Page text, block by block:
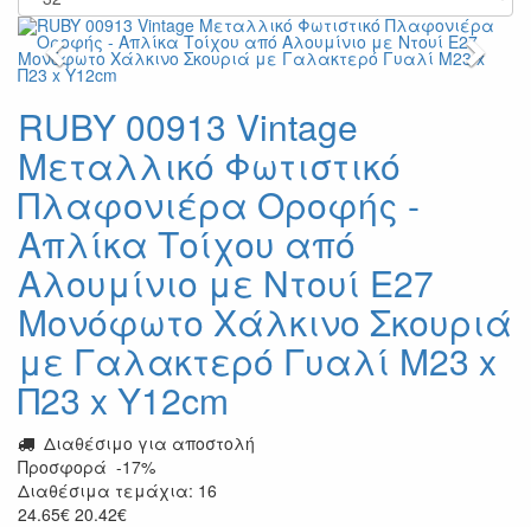
Previous Next
RUBY 00913 Vintage
Μεταλλικό Φωτιστικό
Πλαφονιέρα Οροφής -
Απλίκα Τοίχου από
Αλουμίνιο με Ντουί E27
Μονόφωτο Χάλκινο Σκουριά
με Γαλακτερό Γυαλί Μ23 x
Π23 x Υ12cm
Διαθέσιμο για αποστολή
Προσφορά -17%
Διαθέσιμα τεμάχια: 16
24.65€ 20.42€